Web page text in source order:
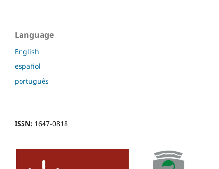
Language
English
español
português
ISSN: 1647-0818